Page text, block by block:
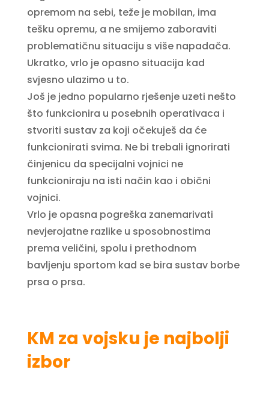
opremom na sebi, teže je mobilan, ima
tešku opremu, a ne smijemo zaboraviti
problematičnu situaciju s više napadača.
Ukratko, vrlo je opasno situacija kad
svjesno ulazimo u to.
Još je jedno popularno rješenje uzeti nešto
što funkcionira u posebnih operativaca i
stvoriti sustav za koji očekuješ da će
funkcionirati svima. Ne bi trebali ignorirati
činjenicu da specijalni vojnici ne
funkcioniraju na isti način kao i obični
vojnici.
Vrlo je opasna pogreška zanemarivati
nevjerojatne razlike u sposobnostima
prema veličini, spolu i prethodnom
bavljenju sportom kad se bira sustav borbe
prsa o prsa.
KM za vojsku je najbolji
izbor